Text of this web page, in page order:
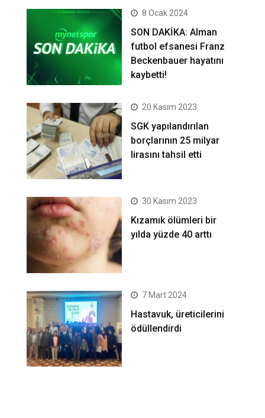
8 Ocak 2024
SON DAKİKA: Alman
futbol efsanesi Franz
Beckenbauer hayatını
kaybetti!
20 Kasım 2023
SGK yapılandırılan
borçlarının 25 milyar
lirasını tahsil etti
30 Kasım 2023
Kızamık ölümleri bir
yılda yüzde 40 arttı
7 Mart 2024
Hastavuk, üreticilerini
ödüllendirdi